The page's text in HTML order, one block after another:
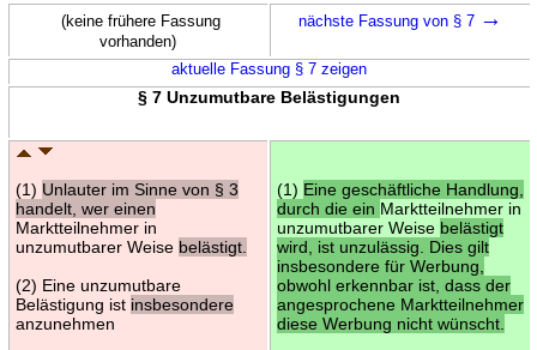
(keine frühere Fassung
vorhanden)
nächste Fassung von § 7 →
aktuelle Fassung § 7 zeigen
§ 7 Unzumutbare Belästigungen
(1) Unlauter im Sinne von § 3
handelt, wer einen
Marktteilnehmer in
unzumutbarer Weise belästigt.
(2) Eine unzumutbare
Belästigung ist insbesondere
anzunehmen
(1) Eine geschäftliche Handlung,
durch die ein Marktteilnehmer in
unzumutbarer Weise belästigt
wird, ist unzulässig. Dies gilt
insbesondere für Werbung,
obwohl erkennbar ist, dass der
angesprochene Marktteilnehmer
diese Werbung nicht wünscht.